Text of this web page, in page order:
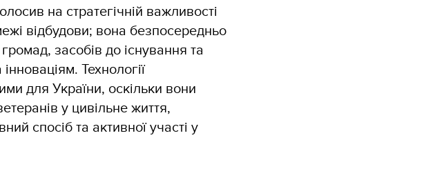
на стратегічній важливості
відбудови; вона безпосередньо
засобів до існування та
Технології
для України, оскільки вони
у цивільне життя,
спосіб та активної участі у